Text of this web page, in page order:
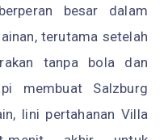
besar dalam
terutama setelah
tanpa bola dan
membuat Salzburg
lini pertahanan Villa